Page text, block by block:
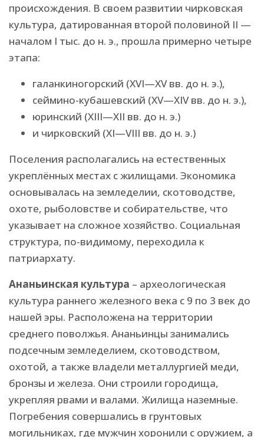
происхождения. В своем развитии чирковская
культура, датированная второй половиной II —
началом I тыс. до н. э., прошла примерно четыре
этапа:
галанкиногорский (XVI—XV вв. до н. э.),
сеймино-кубашевский (XV—XIV вв. до н. э.),
юринский (XIII—XII вв. до н. э.)
и чирковский (XI—VIII вв. до н. э.)
Поселения располагались на естественных
укреплённых местах с жилищами. Экономика
основывалась на земледелии, скотоводстве,
охоте, рыболовстве и собирательстве, что
указывает на сложное хозяйство. Социальная
структура, по-видимому, переходила к
патриархату.
Ананьинская культура – археологическая
культура раннего железного века с 9 по 3 век до
нашей эры. Расположена на территории
среднего поволжья. Ананьинцы занимались
подсечным земледелием, скотоводством,
охотой, а также владели металлургией меди,
бронзы и железа. Они строили городища,
укрепляя рвами и валами. Жилища наземные.
Погребения совершались в грунтовых
могильниках, где мужчин хоронили с оружием, а